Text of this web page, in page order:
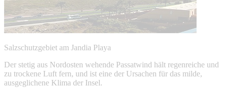
Salzschutzgebiet am Jandia Playa
Der stetig aus Nordosten wehende Passatwind hält regenreiche und
zu trockene Luft fern, und ist eine der Ursachen für das milde,
ausgeglichene Klima der Insel.